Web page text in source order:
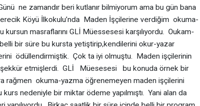
ne zamandır beri kutlanır bilmiyorum ama bu gün bana
Köyü İlkokulu’nda Maden İşçilerine verdiğim okuma-
kursun masraflarını GLİ Müessesesi karşılıyordu. Oukam-
bir süre bu kursta yetiştirip,kendilerini okur-yazar
ödüllendirmiştik. Çok ta iyi olmuştu. Maden işçilerinin
etmişlerdi. GLİ Müesesesi bu konuda örnek bir
rağmen okuma-yazma öğrenemeyen maden işçilerini
nedeniyle bir miktar ödeme yapılmıştı. Yani alan da